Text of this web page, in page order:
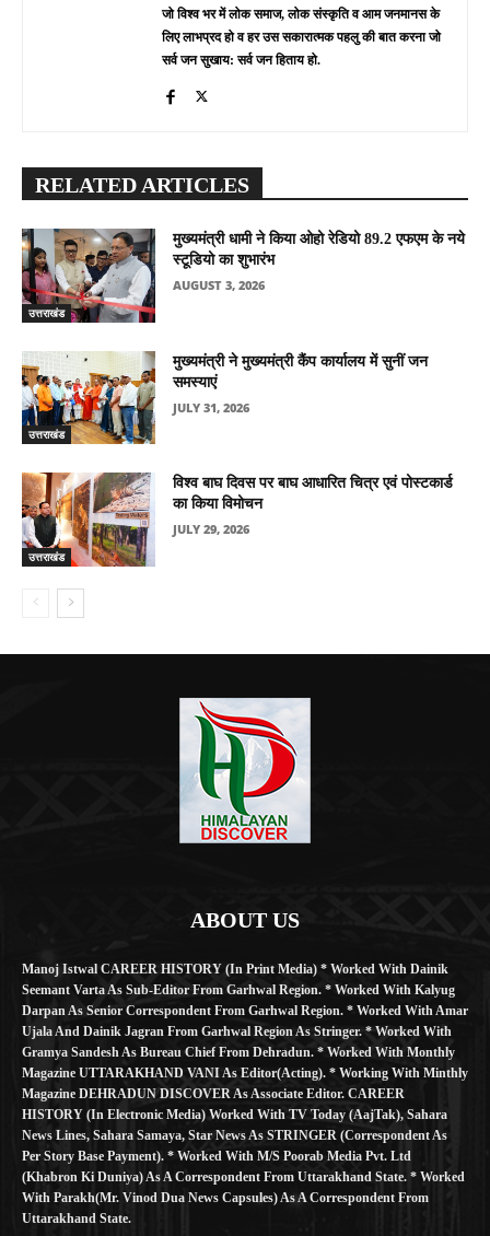
जो विश्व भर में लोक समाज, लोक संस्कृति व आम जनमानस के
लिए लाभप्रद हो व हर उस सकारात्मक पहलु की बात करना जो
सर्व जन सुखाय: सर्व जन हिताय हो.
RELATED ARTICLES
उत्तराखंड
मुख्यमंत्री धामी ने किया ओहो रेडियो 89.2 एफएम के नये
स्टूडियो का शुभारंभ
AUGUST 3, 2026
उत्तराखंड
मुख्यमंत्री ने मुख्यमंत्री कैंप कार्यालय में सुनीं जन
समस्याएं
JULY 31, 2026
उत्तराखंड
विश्व बाघ दिवस पर बाघ आधारित चित्र एवं पोस्टकार्ड
का किया विमोचन
JULY 29, 2026
ABOUT US
Manoj Istwal CAREER HISTORY (in Print Media) * Worked With Dainik
Seemant Varta As Sub-Editor From Garhwal Region. * Worked With Kalyug
Darpan As Senior Correspondent From Garhwal Region. * Worked With Amar
Ujala And Dainik Jagran From Garhwal Region As Stringer. * Worked With
Gramya Sandesh As Bureau Chief From Dehradun. * Worked With Monthly
Magazine UTTARAKHAND VANI As Editor(Acting). * Working With Minthly
Magazine DEHRADUN DISCOVER As Associate Editor. CAREER
HISTORY (in Electronic Media) Worked With TV Today (AajTak), Sahara
News Lines, Sahara Samaya, Star News As STRINGER (Correspondent As
Per Story Base Payment). * Worked With M/S Poorab Media Pvt. Ltd
(Khabron Ki Duniya) As A Correspondent From Uttarakhand State. * Worked
With Parakh(Mr. Vinod Dua News Capsules) As A Correspondent From
Uttarakhand State.